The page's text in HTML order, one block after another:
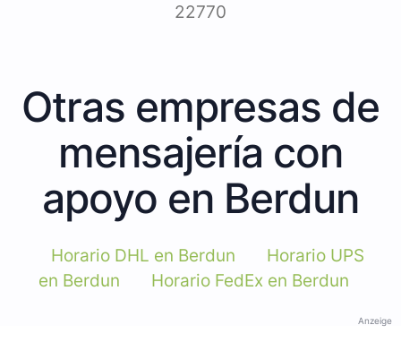
22770
Otras empresas de
mensajería con
apoyo en Berdun
Horario DHL en Berdun
Horario UPS
en Berdun
Horario FedEx en Berdun
Anzeige